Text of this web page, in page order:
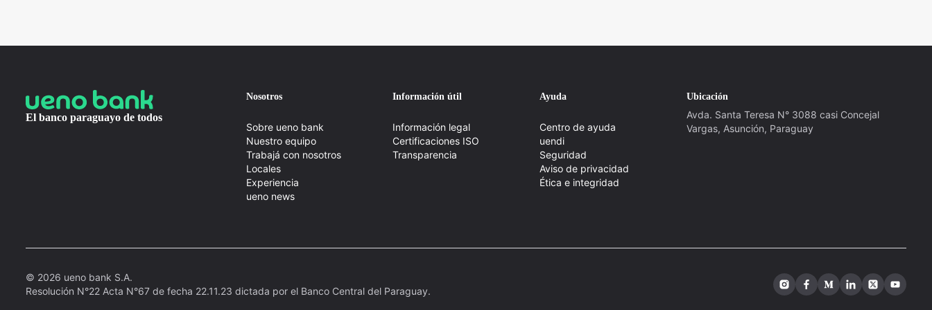
El banco paraguayo de todos
Nosotros
Sobre ueno bank
Nuestro equipo
Trabajá con nosotros
Locales
Experiencia
ueno news
Información útil
Información legal
Certificaciones ISO
Transparencia
Ayuda
Centro de ayuda
uendi
Seguridad
Aviso de privacidad
Ética e integridad
Ubicación
Avda. Santa Teresa N° 3088 casi Concejal
Vargas, Asunción, Paraguay
© 2026 ueno bank S.A.
Resolución N°22 Acta N°67 de fecha 22.11.23 dictada por el Banco Central del Paraguay.